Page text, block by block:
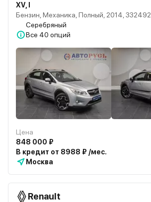
XV, I
Бензин, Механика, Полный, 2014, 332492
Серебряный
Все 40 опций
Цена
848 000 ₽
В кредит от 8988 ₽ /мес.
Москва
Renault